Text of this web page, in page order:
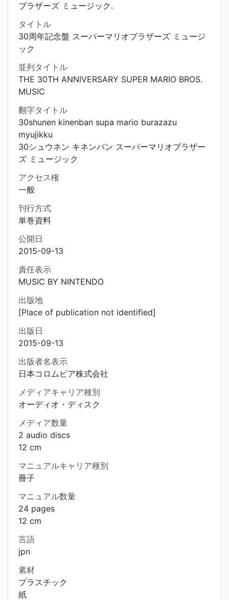
ブラザーズ ミュージック.
タイトル
30周年記念盤 スーパーマリオブラザーズ ミュージ
ック
並列タイトル
THE 30TH ANNIVERSARY SUPER MARIO BROS.
MUSIC
翻字タイトル
30shunen kinenban supa mario burazazu
myujikku
30シュウネン キネンバン スーパーマリオブラザー
ズ ミュージック
アクセス権
一般
刊行方式
単巻資料
公開日
2015-09-13
責任表示
MUSIC BY NINTENDO
出版地
[Place of publication not identified]
出版日
2015-09-13
出版者名表示
日本コロムビア株式会社
メディアキャリア種別
オーディオ・ディスク
メディア数量
2 audio discs
12 cm
マニュアルキャリア種別
冊子
マニュアル数量
24 pages
12 cm
言語
jpn
素材
プラスチック
紙